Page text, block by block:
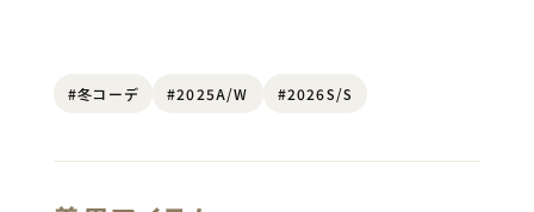
#冬コーデ #2025A/W #2026S/S